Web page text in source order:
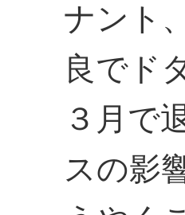
ナント
良でド
３月で
スの影